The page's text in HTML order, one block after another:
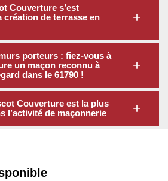
Couverture s’est
création de terrasse en
porteurs : fiez-vous à
un maçon reconnu à
dans le 61790 !
Couverture est la plus
l’activité de maçonnerie